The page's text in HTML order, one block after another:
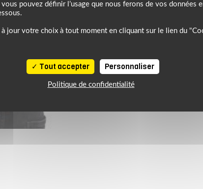
pouvez définir l’usage que nous ferons de vos données
jour votre choix à tout moment en cliquant sur le lien du
Tout accepter Personnaliser
Politique de confidentialité